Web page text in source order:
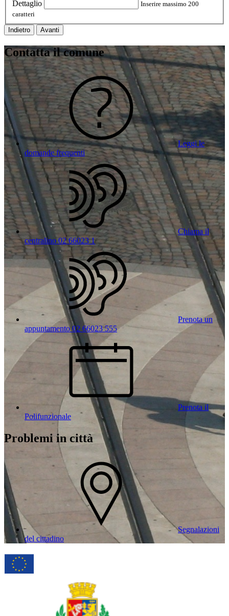
Dettaglio
Inserire massimo 200
caratteri
Indietro Avanti
Contatta il comune
Leggi le
domande frequenti
Chiama il
centralino 02 66023 1
Prenota un
appuntamento 02 66023 555
Prenota il
Polifunzionale
Problemi in città
Segnalazioni
del cittadino